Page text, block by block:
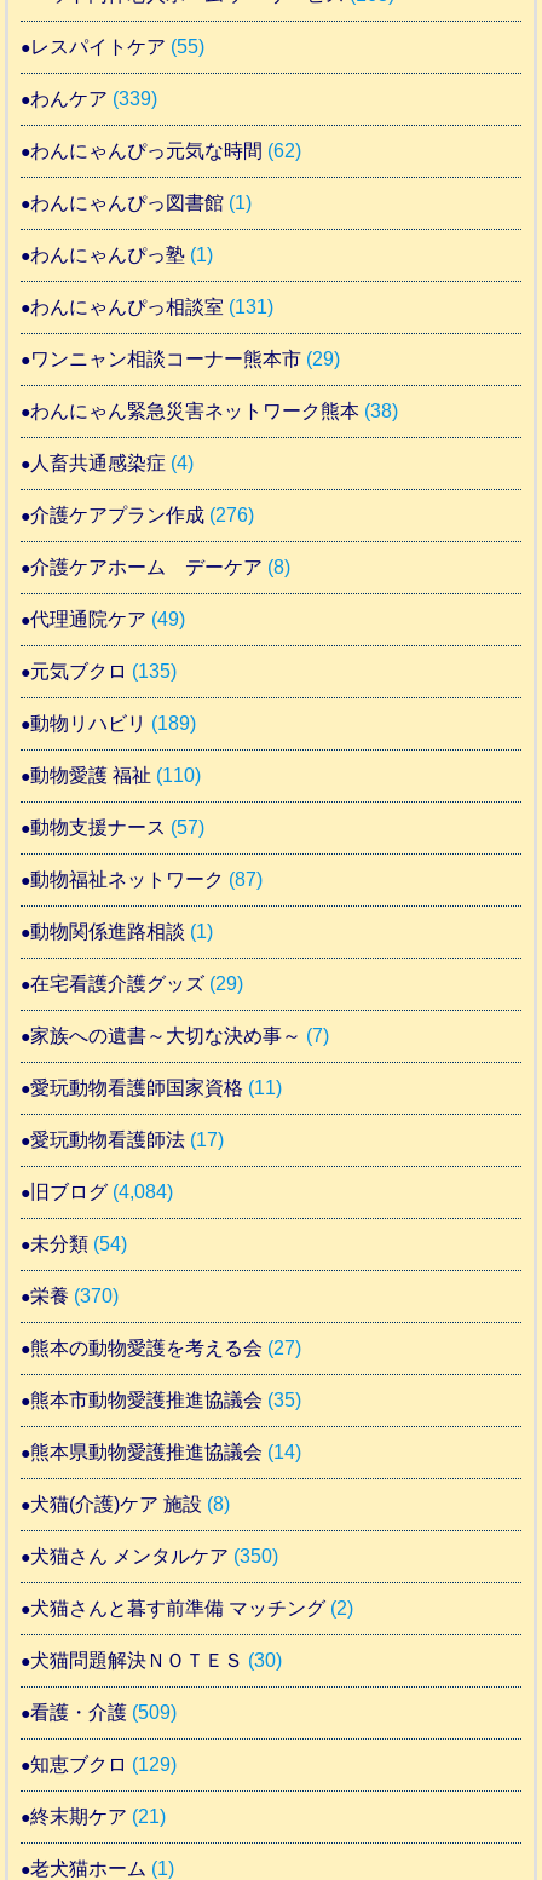
レスパイトケア (55)
わんケア (339)
わんにゃんぴっ元気な時間 (62)
わんにゃんぴっ図書館 (1)
わんにゃんぴっ塾 (1)
わんにゃんぴっ相談室 (131)
ワンニャン相談コーナー熊本市 (29)
わんにゃん緊急災害ネットワーク熊本 (38)
人畜共通感染症 (4)
介護ケアプラン作成 (276)
介護ケアホーム デーケア (8)
代理通院ケア (49)
元気ブクロ (135)
動物リハビリ (189)
動物愛護 福祉 (110)
動物支援ナース (57)
動物福祉ネットワーク (87)
動物関係進路相談 (1)
在宅看護介護グッズ (29)
家族への遺書～大切な決め事～ (7)
愛玩動物看護師国家資格 (11)
愛玩動物看護師法 (17)
旧ブログ (4,084)
未分類 (54)
栄養 (370)
熊本の動物愛護を考える会 (27)
熊本市動物愛護推進協議会 (35)
熊本県動物愛護推進協議会 (14)
犬猫(介護)ケア 施設 (8)
犬猫さん メンタルケア (350)
犬猫さんと暮す前準備 マッチング (2)
犬猫問題解決ＮＯＴＥＳ (30)
看護・介護 (509)
知恵ブクロ (129)
終末期ケア (21)
老犬猫ホーム (1)